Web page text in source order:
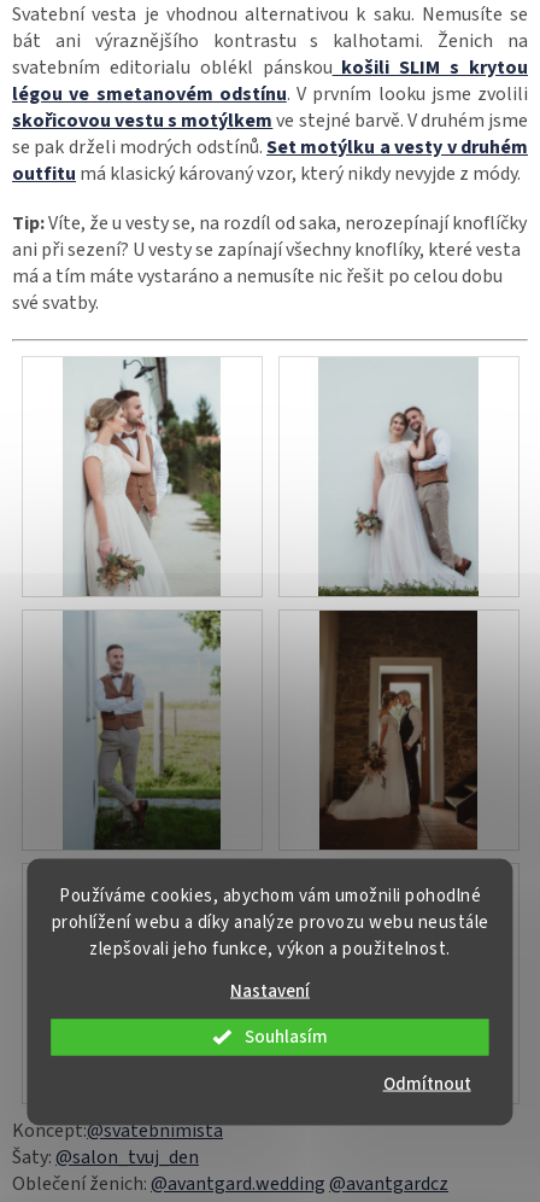
Používáme cookies, abychom vám umožnili pohodlné
prohlížení webu a díky analýze provozu webu neustále
zlepšovali jeho funkce, výkon a použitelnost.
Nastavení
Odmítnout
Souhlasím
Svatební vesta je vhodnou alternativou k saku. Nemusíte se
bát ani výraznějšího kontrastu s kalhotami. Ženich na
svatebním editorialu oblékl pánskou košili SLIM s krytou
légou ve smetanovém odstínu. V prvním looku jsme zvolili
skořicovou vestu s motýlkemve stejné barvě. V druhém jsme
se pak drželi modrých odstínů.Set motýlku a vesty v druhém
outfitu má klasický károvaný vzor, který nikdy nevyjde z módy.
Tip:Víte, že u vesty se, na rozdíl od saka, nerozepínají knoflíčky
ani při sezení? U vesty se zapínají všechny knoflíky, které vesta
má a tím máte vystaráno a nemusíte nic řešit po celou dobu
své svatby.
Koncept:@svatebnimista
Šaty:@salon_tvuj_den
Oblečení ženich:@avantgard.wedding@avantgardcz